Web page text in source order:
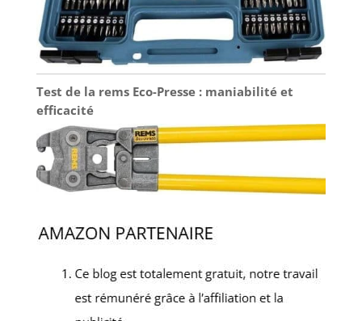
Test de la rems Eco-Presse : maniabilité et
efficacité